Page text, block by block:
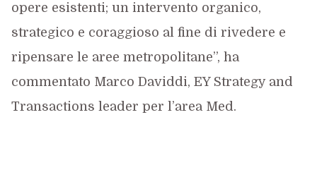
opere esistenti; un intervento organico,
strategico e coraggioso al fine di rivedere e
ripensare le aree metropolitane”, ha
commentato Marco Daviddi, EY Strategy and
Transactions leader per l’area Med.